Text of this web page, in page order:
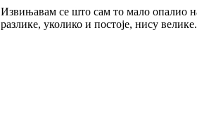
Извињавам се што сам то мало опалио
разлике, уколико и постоје, нису велике.